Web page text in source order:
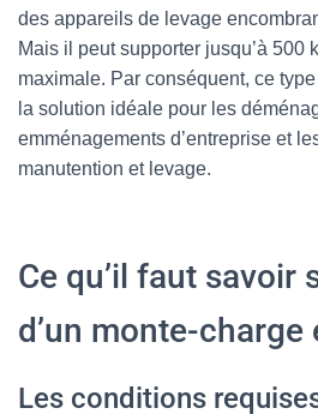
des appareils de levage
Mais il peut supporter jusqu’à 500
maximale. Par conséquent, ce
la solution idéale pour les
emménagements d’entreprise et
manutention et levage.
Ce qu’il faut savoir
d’un monte-
Les conditions